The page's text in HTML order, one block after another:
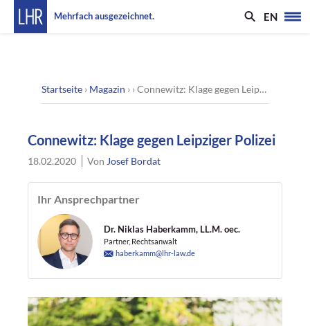
Mehrfach ausgezeichnet. EN
Startseite › Magazin › ›Connewitz: Klage gegen Leipziger Polizei
Connewitz: Klage gegen Leipziger Polizei
18.02.2020 Von Josef Bordat
Ihr Ansprechpartner
Dr. Niklas Haberkamm, LL.M. oec.
Partner, Rechtsanwalt
haberkamm@lhr-law.de